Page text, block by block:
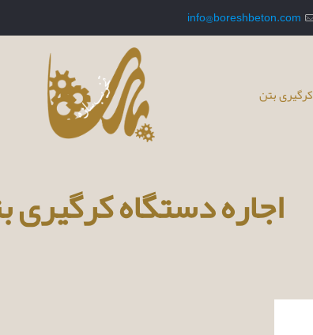
info@boreshbeton.com
کرگیری بتن
اجاره دستگاه کرگیری